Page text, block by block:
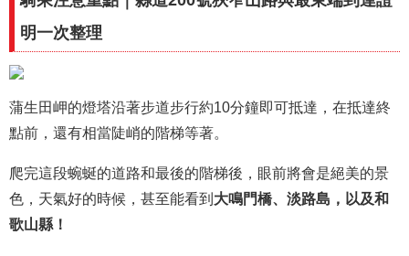
明一次整理
蒲生田岬的燈塔沿著步道步行約10分鐘即可抵達，在抵達終
點前，還有相當陡峭的階梯等著。
爬完這段蜿蜒的道路和最後的階梯後，眼前將會是絕美的景
色，天氣好的時候，甚至能看到 大鳴門橋、淡路島，以及和
歌山縣！